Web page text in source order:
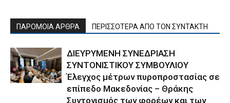
ΠΑΡΟΜΟΙΑ ΑΡΘΡΑ ΠΕΡΙΣΣΟΤΕΡΑ ΑΠΟ ΤΟΝ ΣΥΝΤΑΚΤΗ
ΔΙΕΥΡΥΜΕΝΗ ΣΥΝΕΔΡΙΑΣΗ
ΣΥΝΤΟΝΙΣΤΙΚΟΥ ΣΥΜΒΟΥΛΙΟΥ
Έλεγχος μέτρων πυροπροστασίας σε
επίπεδο Μακεδονίας – Θράκης
Συντονισμός των φορέων και των